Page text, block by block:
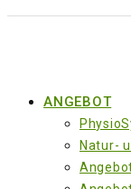
ANGEBOT
Natur-